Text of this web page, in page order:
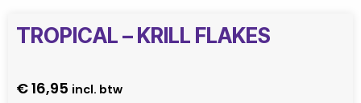
TROPICAL – KRILL FLAKES
€16,95 incl. btw